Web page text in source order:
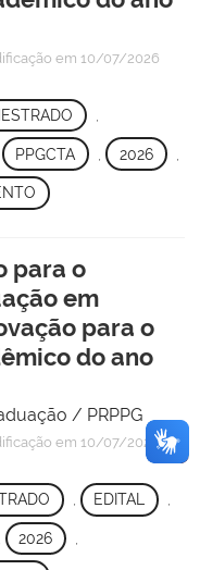
em 10/07/2026
PPGCTA , 2026
para o
em
para o
do ano
/ PRPPG
em 10/07/2026
EDITAL
2026